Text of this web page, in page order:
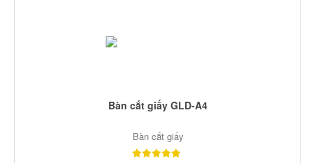
Bàn cắt giấy GLD-A4
Bàn cắt giấy